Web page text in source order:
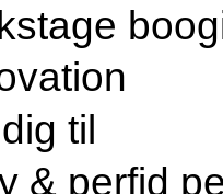
til
& perfid